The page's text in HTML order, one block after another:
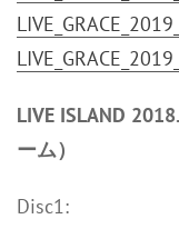
LIVE ISLAND
ーム）
Disc1: